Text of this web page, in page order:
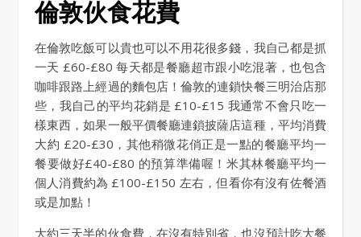
倫敦伙食花費
在倫敦吃飯可以貴也可以不用花很多錢，我自己都是抓
一天 £60-£80 每天都是餐廳超市跟小吃混著，也包含
咖啡跟路上經過的麵包店！倫敦的連鎖快餐三明治店那
些，我自己的平均花銷是 £10-£15 我通常不會只吃一
樣東西，如果一般平價餐廳連鎖披薩店這種，平均消費
大約 £20-£30，其他稍微花俏正是一點的餐廳平均一
餐要做好£40-£80 的預算準備喔！米其林餐廳平均一
個人消費約為 £100-£150 左右，但看你有沒有佐餐酒
或是加點！
大約三天半的伙食費，在沒有特別省，也沒預計吃大餐